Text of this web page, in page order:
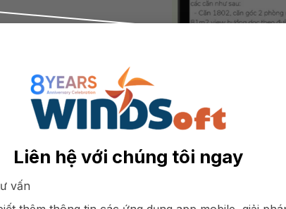
Liên hệ với chúng tôi ngay
vấn
vị trí của dự án,
dự án phù hợp.
động sản liên tục,
mở bán bất động
nhiều hơn.